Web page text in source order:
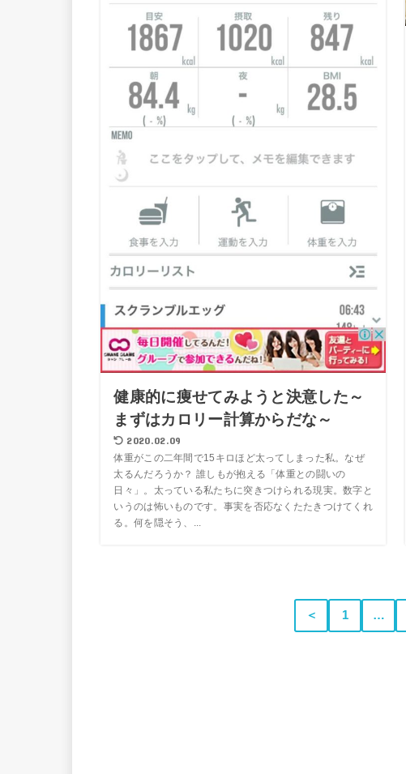
健康的に痩せてみようと決意した～
まずはカロリー計算からだな～
2020.02.09
体重がこの二年間で15キロほど太ってしまった私。なぜ
太るんだろうか？ 誰しもが抱える「体重との闘いの
日々」。太っている私たちに突きつけられる現実。数字と
いうのは怖いものです。事実を否応なくたたきつけてくれ
る。何を隠そう、...
＜ 1 …